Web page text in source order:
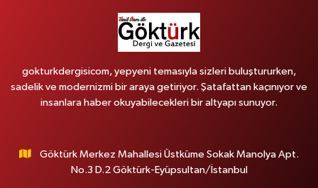
gokturkdergisicom, yepyeni temasıyla sizleri buluştururken,
sadelik ve modernizmi bir araya getiriyor. Şatafattan kaçınıyor ve
insanlara haber okuyabilecekleri bir altyapı sunuyor.
Göktürk Merkez Mahallesi Üstküme Sokak Manolya Apt.
No.3 D.2 Göktürk-Eyüpsultan/İstanbul